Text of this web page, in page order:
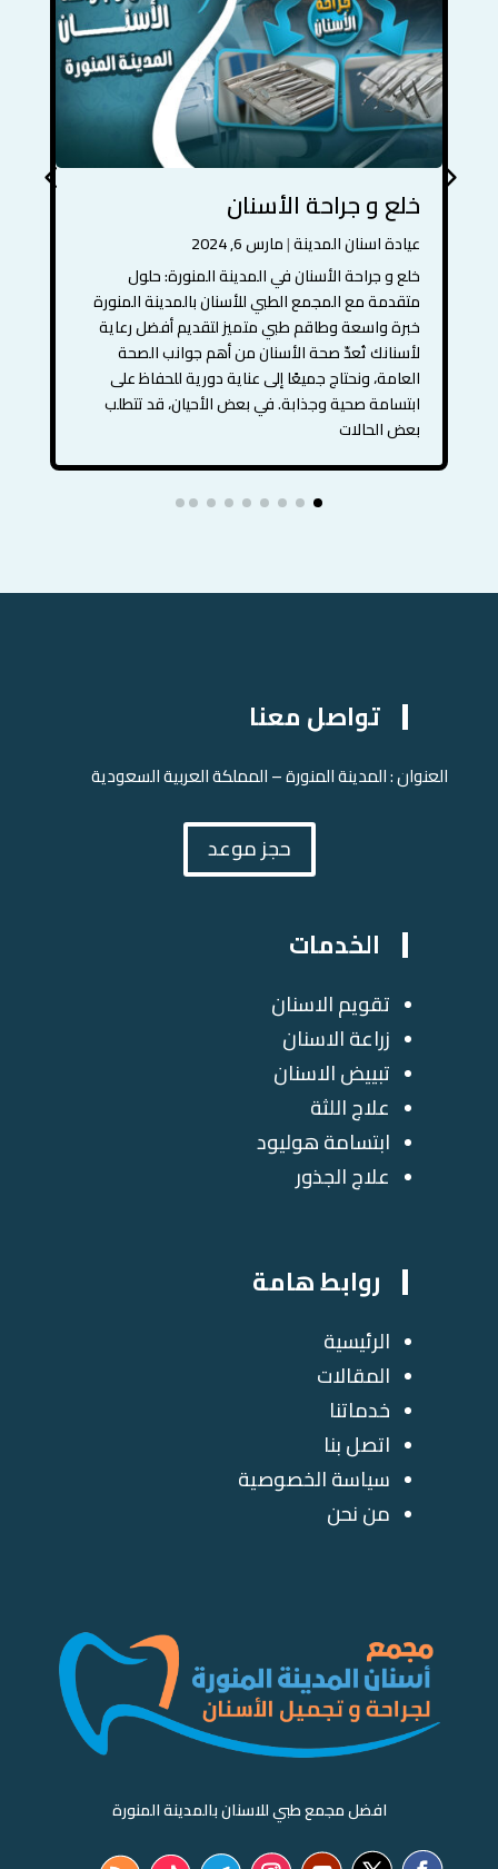
خلع و جراحة الأسنان
عيادة اسنان المدينة|مارس 6, 2024
خلع و جراحة الأسنان في المدينة المنورة: حلول
متقدمة مع المجمع الطبي للأسنان بالمدينة المنورة
خبرة واسعة وطاقم طبي متميز لتقديم أفضل رعاية
لأسنانك تُعدّ صحة الأسنان من أهم جوانب الصحة
العامة، ونحتاج جميعًا إلى عناية دورية للحفاظ على
ابتسامة صحية وجذابة. في بعض الأحيان، قد تتطلب
بعض الحالات
تواصل معنا
العنوان : المدينة المنورة – المملكة العربية السعودية
حجز موعد
الخدمات
تقويم الاسنان
زراعة الاسنان
تبييض الاسنان
علاج اللثة
ابتسامة هوليود
علاج الجذور
روابط هامة
الرئيسية
المقالات
خدماتنا
اتصل بنا
سياسة الخصوصية
من نحن
افضل مجمع طبي للاسنان بالمدينة المنورة